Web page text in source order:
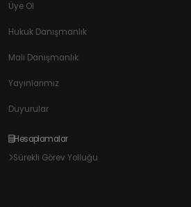
Üye Ol
Hukuk Danışmanlık
Mali Danışmanlık
Yayınlarımız
Duyurular
Hesaplamalar
Sürekli Görev Yolluğu